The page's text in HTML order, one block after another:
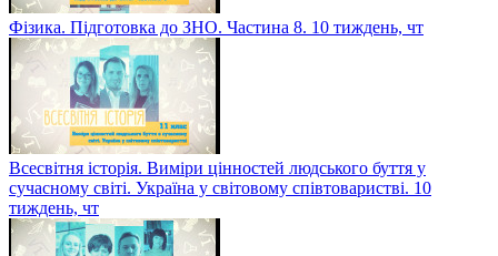
Фізика. Підготовка до ЗНО. Частина 8. 10 тиждень, чт
Всесвітня історія. Виміри цінностей людського буття у
сучасному світі. Україна у світовому співтоваристві. 10
тиждень, чт